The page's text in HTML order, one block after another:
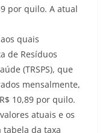
por quilo. A atual
quais
de Resíduos
(TRSPS), que
mensalmente,
10,89 por quilo.
atuais e os
tabela da taxa